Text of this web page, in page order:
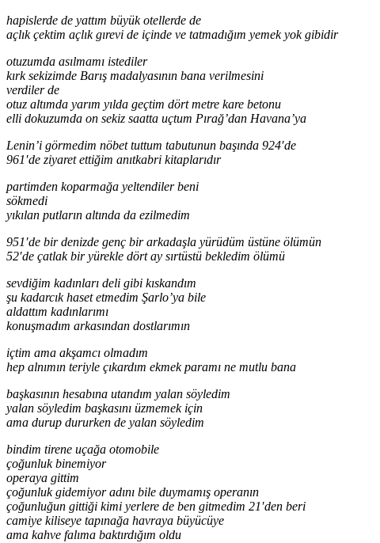
hapislerde de yattım büyük otellerde de
açlık çektim açlık gırevi de içinde ve tatmadığım yemek yok gibidir
otuzumda asılmamı istediler
kırk sekizimde Barış madalyasının bana verilmesini
verdiler de
otuz altımda yarım yılda geçtim dört metre kare betonu
elli dokuzumda on sekiz saatta uçtum Pırağ’dan Havana’ya
Lenin’i görmedim nöbet tuttum tabutunun başında 924′de
961′de ziyaret ettiğim anıtkabri kitaplarıdır
partimden koparmağa yeltendiler beni
sökmedi
yıkılan putların altında da ezilmedim
951′de bir denizde genç bir arkadaşla yürüdüm üstüne ölümün
52′de çatlak bir yürekle dört ay sırtüstü bekledim ölümü
sevdiğim kadınları deli gibi kıskandım
şu kadarcık haset etmedim Şarlo’ya bile
aldattım kadınlarımı
konuşmadım arkasından dostlarımın
içtim ama akşamcı olmadım
hep alnımın teriyle çıkardım ekmek paramı ne mutlu bana
başkasının hesabına utandım yalan söyledim
yalan söyledim başkasını üzmemek için
ama durup dururken de yalan söyledim
bindim tirene uçağa otomobile
çoğunluk binemiyor
operaya gittim
çoğunluk gidemiyor adını bile duymamış operanın
çoğunluğun gittiği kimi yerlere de ben gitmedim 21′den beri
camiye kiliseye tapınağa havraya büyücüye
ama kahve falıma baktırdığım oldu